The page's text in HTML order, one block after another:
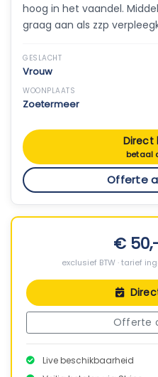
hoog in het vaandel.
graag aan als zzp
GESLACHT
Vrouw
WOONPLAATS
Zoetermeer
Direct
betaal
Offerte
€
exclusief BTW · tarief
Offerte
Live beschikbaarheid